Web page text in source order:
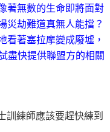
著無數的生命即將面對
災劫難道真無人能擋？
看著塞拉摩變成廢墟，
盡快提供聯盟方的相關
訓練師應該要趕快練到